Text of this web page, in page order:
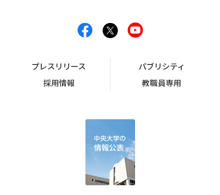
プレスリリース
パブリシティ
採用情報
教職員専用